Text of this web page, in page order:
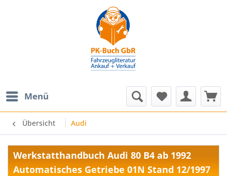
Menü
Übersicht Audi
Werkstatthandbuch Audi 80 B4 ab 1992
Automatisches Getriebe 01N Stand 12/1997